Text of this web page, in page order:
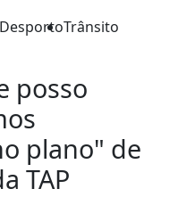
DesportoTrânsito
posso
plano" de
TAP